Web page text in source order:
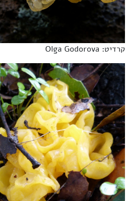
קרדיט: Olga Godorova